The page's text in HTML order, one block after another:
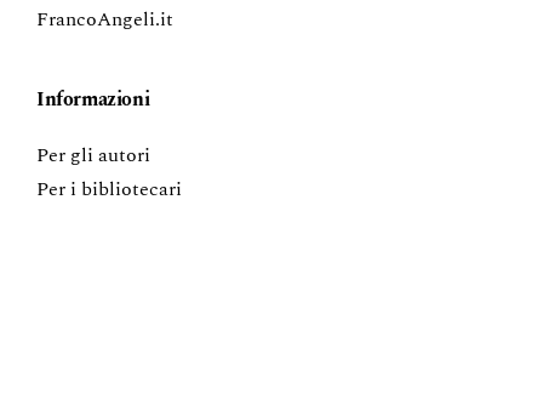
FrancoAngeli.it
Informazioni
Per gli autori
Per i bibliotecari